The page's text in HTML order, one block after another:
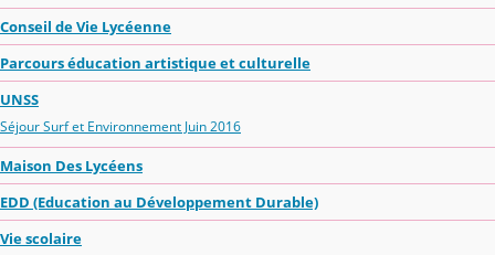
Conseil de Vie Lycéenne
Parcours éducation artistique et culturelle
UNSS
Séjour Surf et Environnement Juin 2016
Maison Des Lycéens
EDD (Education au Développement Durable)
Vie scolaire